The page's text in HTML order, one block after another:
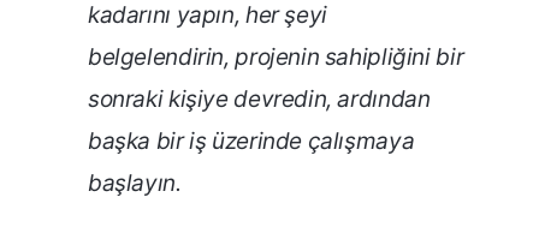
kadarını yapın, her şeyi
belgelendirin, projenin sahipliğini bir
sonraki kişiye devredin, ardından
başka bir iş üzerinde çalışmaya
başlayın.